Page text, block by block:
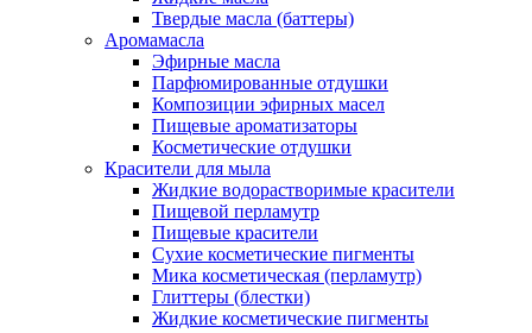
Твердые масла (баттеры)
Аромамасла
Эфирные масла
Парфюмированные отдушки
Композиции эфирных масел
Пищевые ароматизаторы
Косметические отдушки
Красители для мыла
Жидкие водорастворимые красители
Пищевой перламутр
Пищевые красители
Сухие косметические пигменты
Мика косметическая (перламутр)
Глиттеры (блестки)
Жидкие косметические пигменты